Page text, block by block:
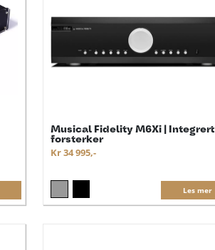
Musical Fidelity M6Xi | Integrert
forsterker
Kr 34 995,-
Les mer